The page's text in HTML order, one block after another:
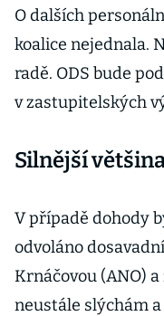
O dalších
koalice nejednala.
radě. ODS bude
v zastupitelských
Silnější
V případě dohody
odvoláno
Krnáčovou (ANO)
neustále slýchám